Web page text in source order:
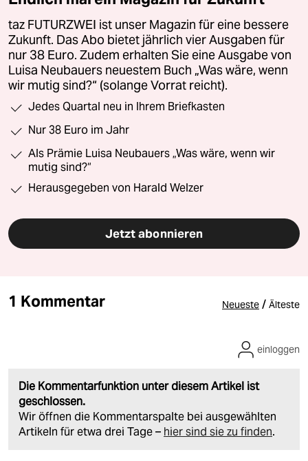
taz FUTURZWEI ist unser Magazin für eine bessere
Zukunft. Das Abo bietet jährlich vier Ausgaben für
nur 38 Euro. Zudem erhalten Sie eine Ausgabe von
Luisa Neubauers neuestem Buch „Was wäre, wenn
wir mutig sind?“ (solange Vorrat reicht).
Jedes Quartal neu in Ihrem Briefkasten
Nur 38 Euro im Jahr
Als Prämie Luisa Neubauers „Was wäre, wenn wir
mutig sind?“
Herausgegeben von Harald Welzer
Jetzt abonnieren
1 Kommentar Neueste / Älteste
Die Kommentarfunktion unter diesem Artikel ist
geschlossen.
Wir öffnen die Kommentarspalte bei ausgewählten
Artikeln für etwa drei Tage – hier sind sie zu finden.
einloggen